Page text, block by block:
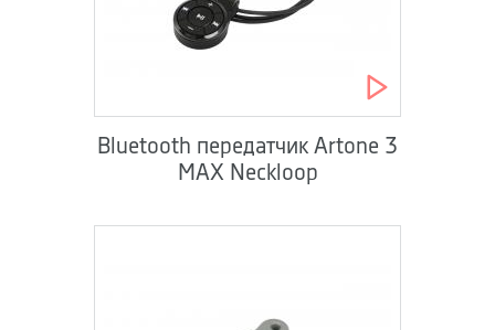
Bluetooth передатчик Artone 3
MAX Neckloop